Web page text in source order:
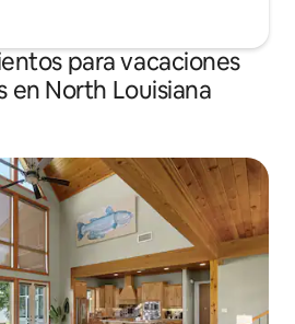
para vacaciones
en North Louisiana